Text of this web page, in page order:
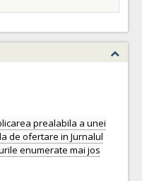
prealabila a unei
de ofertare in Jurnalul
enumerate mai jos